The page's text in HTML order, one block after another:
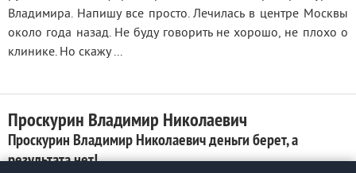
Владимира. Напишу все просто. Лечилась в центре Москвы
около года назад. Не буду говорить не хорошо, не плохо о
клинике. Но скажу ...
Проскурин Владимир Николаевич
Проскурин Владимир Николаевич деньги берет, а
результата нет!